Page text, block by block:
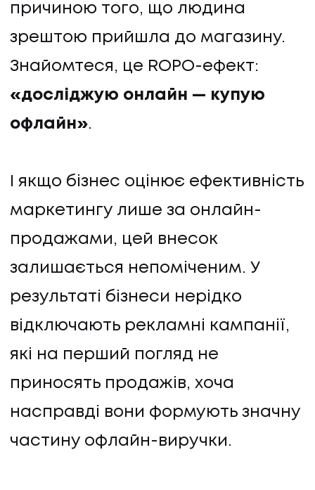
причиною того, що людина
зрештою прийшла до магазину.
Знайомтеся, це ROPO-ефект:
«досліджую онлайн — купую
офлайн».
І якщо бізнес оцінює ефективність
маркетингу лише за онлайн-
продажами, цей внесок
залишається непоміченим. У
результаті бізнеси нерідко
відключають рекламні кампанії,
які на перший погляд не
приносять продажів, хоча
насправді вони формують значну
частину офлайн-виручки.